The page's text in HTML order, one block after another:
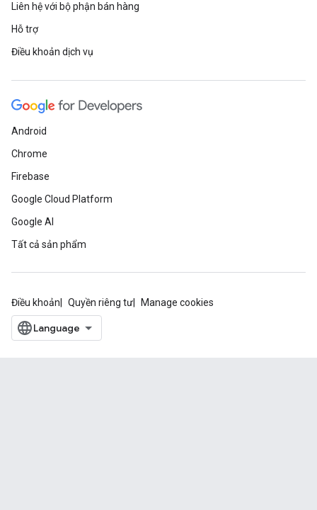
Liên hệ với bộ phận bán hàng
Hỗ trợ
Điều khoản dịch vụ
Android
Chrome
Firebase
Google Cloud Platform
Google AI
Tất cả sản phẩm
Điều khoản Quyền riêng tư Manage cookies